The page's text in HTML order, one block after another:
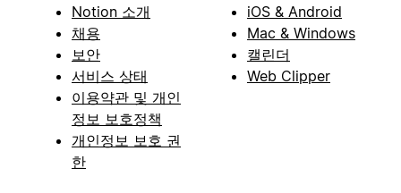
Notion 소개
채용
보안
서비스 상태
이용약관 및 개인
정보 보호정책
개인정보 보호 권
한
iOS & Android
Mac & Windows
캘린더
Web Clipper